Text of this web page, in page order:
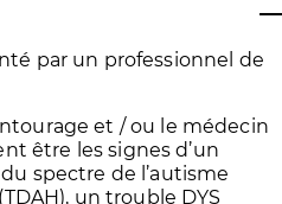
par un professionnel de
et / ou le médecin
être les signes d’un
spectre de l’autisme
un trouble DYS